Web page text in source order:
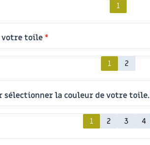
1
votre toile *
1 2
sélectionner la couleur de votre toile.
1 2 3 4